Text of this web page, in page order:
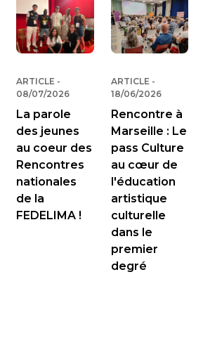
ARTICLE-
08/07/2026
La parole
des jeunes
au coeur des
Rencontres
nationales
de la
FEDELIMA !
ARTICLE-
18/06/2026
Rencontre à
Marseille : Le
pass Culture
au cœur de
l'éducation
artistique
culturelle
dans le
premier
degré